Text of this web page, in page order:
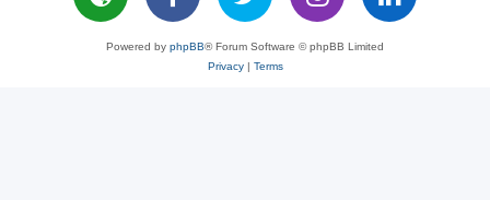
Powered by phpBB® Forum Software © phpBB Limited
Privacy| Terms